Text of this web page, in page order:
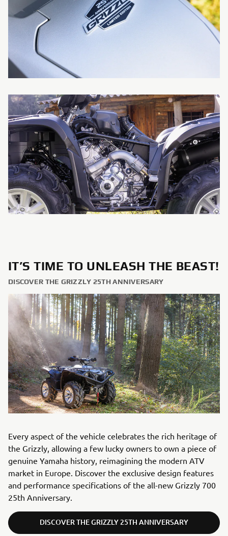
IT’S TIME TO UNLEASH THE BEAST!
DISCOVER THE GRIZZLY 25TH ANNIVERSARY
Every aspect of the vehicle celebrates the rich heritage of
the Grizzly, allowing a few lucky owners to own a piece of
genuine Yamaha history, reimagining the modern ATV
market in Europe. Discover the exclusive design features
and performance specifications of the all-new Grizzly 700
25th Anniversary.
DISCOVER THE GRIZZLY 25TH ANNIVERSARY